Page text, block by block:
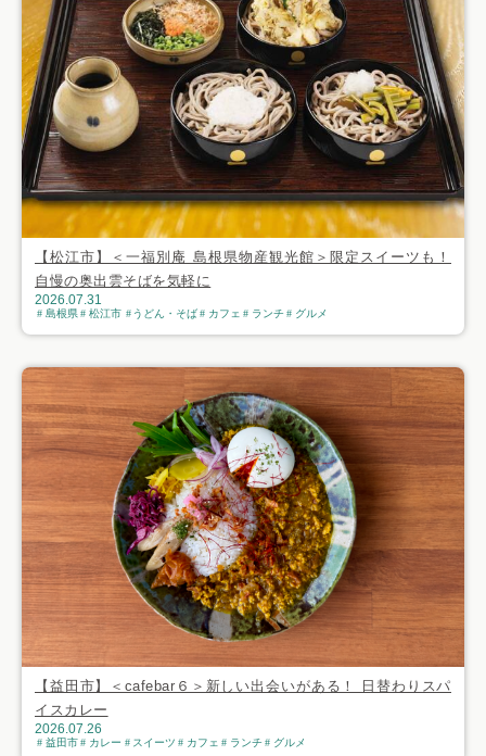
【松江市】＜一福別庵 島根県物産観光館＞限定スイーツも！
自慢の奥出雲そばを気軽に
2026.07.31
島根県 松江市 うどん・そば カフェ ランチ グルメ
【益田市】＜cafebar６＞新しい出会いがある！ 日替わりスパ
イスカレー
2026.07.26
益田市 カレー スイーツ カフェ ランチ グルメ